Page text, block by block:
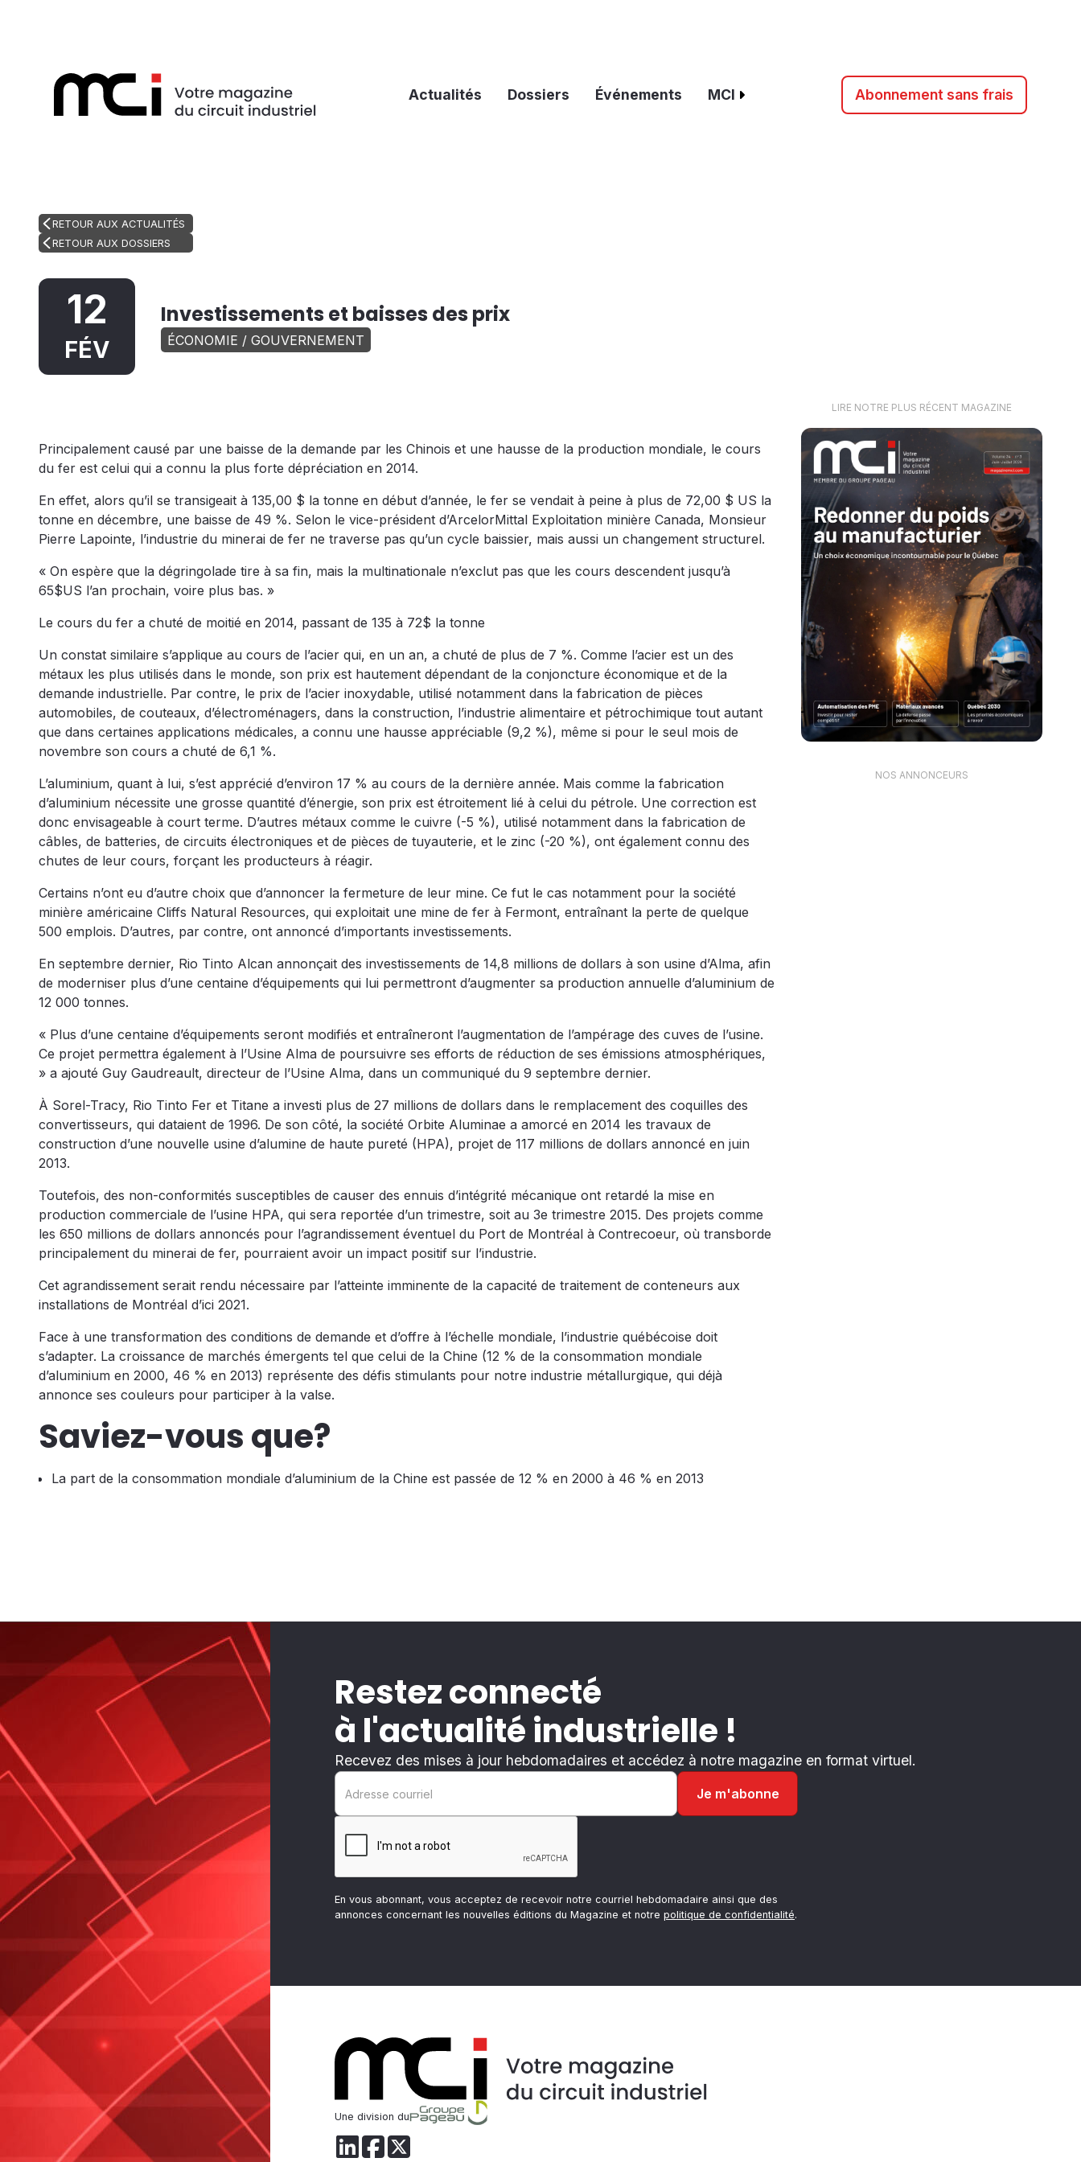
Actualités Dossiers Événements MCI Abonnement sans frais
RETOUR AUX ACTUALITÉS
RETOUR AUX DOSSIERS
12
FÉV
Investissements et baisses des prix
ÉCONOMIE / GOUVERNEMENT
Principalement causé par une baisse de la demande par les Chinois et une hausse de la production mondiale, le cours
du fer est celui qui a connu la plus forte dépréciation en 2014.
En effet, alors qu’il se transigeait à 135,00 $ la tonne en début d’année, le fer se vendait à peine à plus de 72,00 $ US la
tonne en décembre, une baisse de 49 %. Selon le vice-président d’ArcelorMittal Exploitation minière Canada, Monsieur
Pierre Lapointe, l’industrie du minerai de fer ne traverse pas qu’un cycle baissier, mais aussi un changement structurel.
« On espère que la dégringolade tire à sa fin, mais la multinationale n’exclut pas que les cours descendent jusqu’à
65$US l’an prochain, voire plus bas. »
Le cours du fer a chuté de moitié en 2014, passant de 135 à 72$ la tonne
Un constat similaire s’applique au cours de l’acier qui, en un an, a chuté de plus de 7 %. Comme l’acier est un des
métaux les plus utilisés dans le monde, son prix est hautement dépendant de la conjoncture économique et de la
demande industrielle. Par contre, le prix de l’acier inoxydable, utilisé notamment dans la fabrication de pièces
automobiles, de couteaux, d’électroménagers, dans la construction, l’industrie alimentaire et pétrochimique tout autant
que dans certaines applications médicales, a connu une hausse appréciable (9,2 %), même si pour le seul mois de
novembre son cours a chuté de 6,1 %.
L’aluminium, quant à lui, s’est apprécié d’environ 17 % au cours de la dernière année. Mais comme la fabrication
d’aluminium nécessite une grosse quantité d’énergie, son prix est étroitement lié à celui du pétrole. Une correction est
donc envisageable à court terme. D’autres métaux comme le cuivre (-5 %), utilisé notamment dans la fabrication de
câbles, de batteries, de circuits électroniques et de pièces de tuyauterie, et le zinc (-20 %), ont également connu des
chutes de leur cours, forçant les producteurs à réagir.
Certains n’ont eu d’autre choix que d’annoncer la fermeture de leur mine. Ce fut le cas notamment pour la société
minière américaine Cliffs Natural Resources, qui exploitait une mine de fer à Fermont, entraînant la perte de quelque
500 emplois. D’autres, par contre, ont annoncé d’importants investissements.
En septembre dernier, Rio Tinto Alcan annonçait des investissements de 14,8 millions de dollars à son usine d’Alma, afin
de moderniser plus d’une centaine d’équipements qui lui permettront d’augmenter sa production annuelle d’aluminium de
12 000 tonnes.
« Plus d’une centaine d’équipements seront modifiés et entraîneront l’augmentation de l’ampérage des cuves de l’usine.
Ce projet permettra également à l’Usine Alma de poursuivre ses efforts de réduction de ses émissions atmosphériques,
» a ajouté Guy Gaudreault, directeur de l’Usine Alma, dans un communiqué du 9 septembre dernier.
À Sorel-Tracy, Rio Tinto Fer et Titane a investi plus de 27 millions de dollars dans le remplacement des coquilles des
convertisseurs, qui dataient de 1996. De son côté, la société Orbite Aluminae a amorcé en 2014 les travaux de
construction d’une nouvelle usine d’alumine de haute pureté (HPA), projet de 117 millions de dollars annoncé en juin
2013.
Toutefois, des non-conformités susceptibles de causer des ennuis d’intégrité mécanique ont retardé la mise en
production commerciale de l’usine HPA, qui sera reportée d’un trimestre, soit au 3e trimestre 2015. Des projets comme
les 650 millions de dollars annoncés pour l’agrandissement éventuel du Port de Montréal à Contrecoeur, où transborde
principalement du minerai de fer, pourraient avoir un impact positif sur l’industrie.
Cet agrandissement serait rendu nécessaire par l’atteinte imminente de la capacité de traitement de conteneurs aux
installations de Montréal d’ici 2021.
Face à une transformation des conditions de demande et d’offre à l’échelle mondiale, l’industrie québécoise doit
s’adapter. La croissance de marchés émergents tel que celui de la Chine (12 % de la consommation mondiale
d’aluminium en 2000, 46 % en 2013) représente des défis stimulants pour notre industrie métallurgique, qui déjà
annonce ses couleurs pour participer à la valse.
Saviez-vous que?
La part de la consommation mondiale d’aluminium de la Chine est passée de 12 % en 2000 à 46 % en 2013
LIRE NOTRE PLUS RÉCENT MAGAZINE
NOS ANNONCEURS
Restez connecté
à l'actualité industrielle !
Recevez des mises à jour hebdomadaires et accédez à notre magazine en format virtuel.
En vous abonnant, vous acceptez de recevoir notre courriel hebdomadaire ainsi que des
annonces concernant les nouvelles éditions du Magazine et notre politique de confidentialité.
Une division du